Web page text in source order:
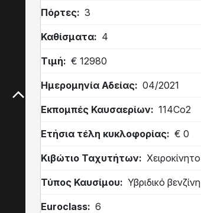
Πόρτες 3
Καθίσματα 4
Τιμή € 12980
Ημερομηνία Αδείας 04/2021
Εκπομπές Καυσαερίων 114Co2
Ετήσια τέλη κυκλοφορίας € 0
Κιβώτιο Ταχυτήτων Χειροκίνητο
Τύπος Καυσίμου Υβριδικό βενζίνη
Euroclass 6